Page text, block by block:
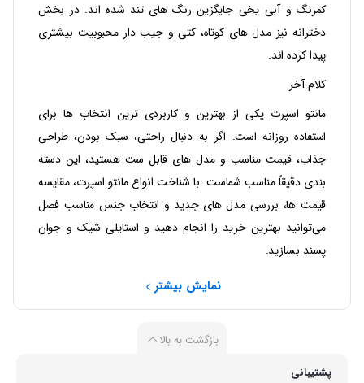
کمرنگ و آبی یخی جایگزین رنگ‌ های تند شده‌ اند. در بخش
دخترانه نیز مدل‌ های کوتاه، کتی و جیب‌ دار محبوبیت بیشتری
پیدا کرده‌ اند.
کلام آخر
مانتو اسپرت یکی از بهترین و کاربردی‌ ترین انتخاب‌ ها برای
استفاده روزانه است. اگر به‌ دنبال راحتی، سبک بودن، طراحی
جذاب، قیمت مناسب و مدل‌ های قابل ست هستید، این دسته‌
بندی دقیقاً مناسب شماست. با شناخت انواع مانتو اسپرت، مقایسه
قیمت‌ ها، بررسی مدل‌ های جدید و انتخاب جنس مناسب فصل
می‌توانید بهترین خرید را انجام دهید و استایلی شیک و جوان‌
پسند بسازید.
نمایش بیشتر
بازگشت به بالا
پشتیبانی